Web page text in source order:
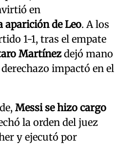
en
aparición de Leo. A los
1-1, tras el empate
Martínezdejó mano
impactó en el
Messi se hizo cargo
la orden del juez
y ejecutó por